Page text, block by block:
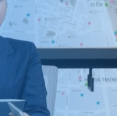
Sự kiện
Tài liệu